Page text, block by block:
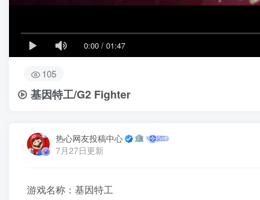
0:00 / 01:47
105
基因特工/G2 Fighter
热心网友投稿中心
7月27日更新
游戏名称：基因特工